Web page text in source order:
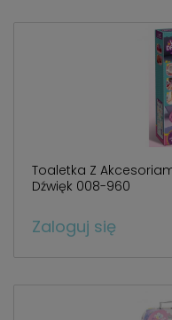
Toaletka Z
Dźwięk 008-960
Zaloguj się